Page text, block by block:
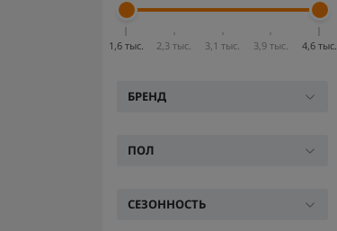
1,6 тыс. 2,3 тыс. 3,1 тыс. 3,9 тыс. 4,6 тыс.
БРЕНД
ПОЛ
СЕЗОННОСТЬ